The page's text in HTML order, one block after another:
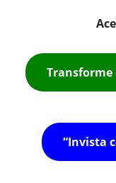
Transforme
“Invista